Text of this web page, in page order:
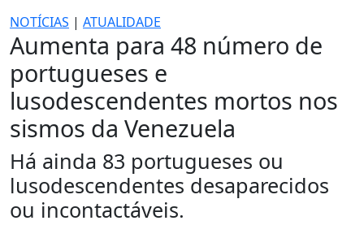
NOTÍCIAS | ATUALIDADE
Aumenta para 48 número de
portugueses e
lusodescendentes mortos nos
sismos da Venezuela
Há ainda 83 portugueses ou
lusodescendentes desaparecidos
ou incontactáveis.